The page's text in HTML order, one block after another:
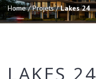
Home /Projets /Lakes 24
LAKES 24